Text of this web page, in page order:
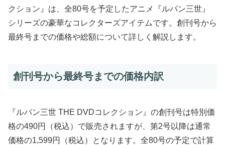
クション』は、全80号を予定したアニメ『ルパン三世』
シリーズの豪華なコレクターズアイテムです。創刊号から
最終号までの価格や総額について詳しく解説します。
創刊号から最終号までの価格内訳
『ルパン三世 THE DVDコレクション』の創刊号は特別価
格の490円（税込）で販売されますが、第2号以降は通常
価格の1,599円（税込）となります。全80号の予定で計算